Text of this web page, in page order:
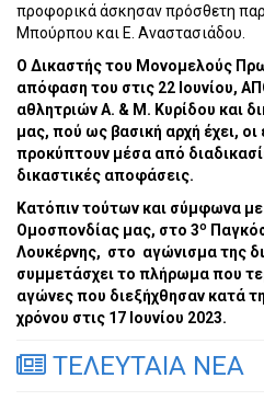
προφορικά άσκησαν πρόσθετη
Μπούρπου και Ε. Αναστασιάδου.
Ο Δικαστής του Μονομελούς
απόφαση του στις 22 Ιουνίου,
αθλητριών Α. & Μ. Κυρίδου και
μας, πού ως βασική αρχή έχει, οι
προκύπτουν μέσα από
δικαστικές αποφάσεις.
Κατόπιν τούτων και σύμφωνα
Ομοσπονδίας μας, στο 3ο
Λουκέρνης, στο αγώνισμα της
συμμετάσχει το πλήρωμα που
αγώνες που διεξήχθησαν κατά
χρόνου στις 17 Ιουνίου 2023.
ΤΕΛΕΥΤΑΙΑ ΝΕΑ